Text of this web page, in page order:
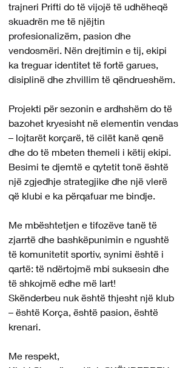
trajneri Prifti do të vijojë të udhëheqë
skuadrën me të njëjtin
profesionalizëm, pasion dhe
vendosmëri. Nën drejtimin e tij, ekipi
ka treguar identitet të fortë garues,
disiplinë dhe zhvillim të qëndrueshëm.
Projekti për sezonin e ardhshëm do të
bazohet kryesisht në elementin vendas
– lojtarët korçarë, të cilët kanë qenë
dhe do të mbeten themeli i këtij ekipi.
Besimi te djemtë e qytetit tonë është
një zgjedhje strategjike dhe një vlerë
që klubi e ka përqafuar me bindje.
Me mbështetjen e tifozëve tanë të
zjarrtë dhe bashkëpunimin e ngushtë
të komunitetit sportiv, synimi është i
qartë: të ndërtojmë mbi suksesin dhe
të shkojmë edhe më lart!
Skënderbeu nuk është thjesht një klub
– është Korça, është pasion, është
krenari.
Me respekt,